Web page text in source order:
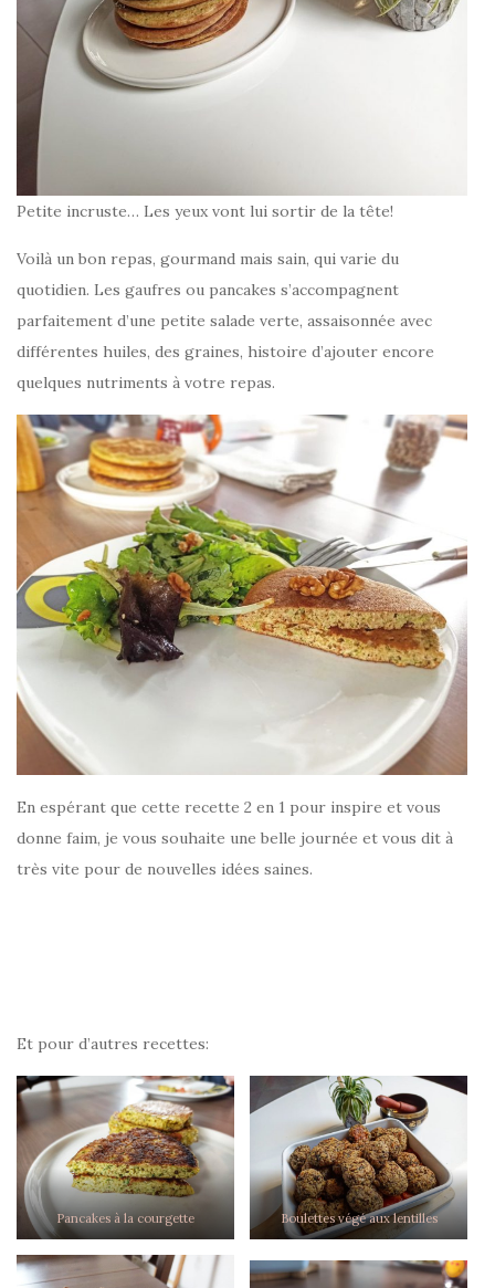
Petite incruste… Les yeux vont lui sortir de la tête!
Voilà un bon repas, gourmand mais sain, qui varie du
quotidien. Les gaufres ou pancakes s’accompagnent
parfaitement d’une petite salade verte, assaisonnée avec
différentes huiles, des graines, histoire d’ajouter encore
quelques nutriments à votre repas.
En espérant que cette recette 2 en 1 pour inspire et vous
donne faim, je vous souhaite une belle journée et vous dit à
très vite pour de nouvelles idées saines.
Et pour d’autres recettes:
Pancakes à la courgette Boulettes végé aux lentilles